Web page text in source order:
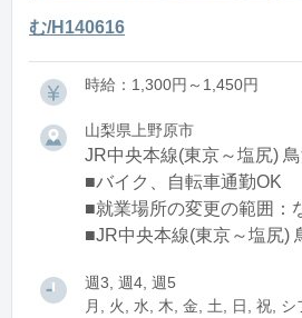
む/H140616
時給：1,300円～1,450円
山梨県上野原市
JR中央本線(東京～塩尻)
■バイク、自転車通勤OK
■就業場所の変更の範囲：
■JR中央本線(東京～塩尻)
週3, 週4, 週5
月, 火, 水, 木, 金, 土, 日, 祝, シ